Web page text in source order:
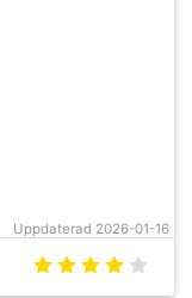
Uppdaterad 2026-01-16